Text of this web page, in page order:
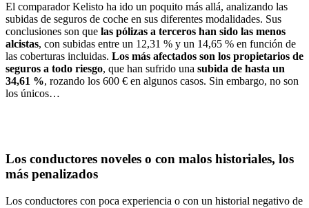
El comparador Kelisto ha ido un poquito más allá, analizando las
subidas de seguros de coche en sus diferentes modalidades. Sus
conclusiones son que las pólizas a terceros han sido las menos
alcistas, con subidas entre un 12,31 % y un 14,65 % en función de
las coberturas incluidas. Los más afectados son los propietarios de
seguros a todo riesgo, que han sufrido una subida de hasta un
34,61 %, rozando los 600 € en algunos casos. Sin embargo, no son
los únicos…
Los conductores noveles o con malos historiales, los
más penalizados
Los conductores con poca experiencia o con un historial negativo de